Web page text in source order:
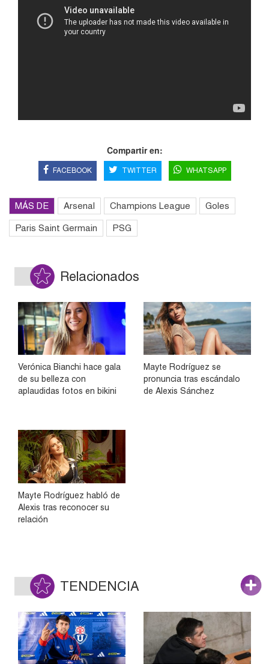
Compartir en:
FACEBOOK TWITTER WHATSAPP
MÁS DE Arsenal Champions League Goles
Paris Saint Germain PSG
Relacionados
Verónica Bianchi hace gala
de su belleza con
aplaudidas fotos en bikini
Mayte Rodríguez se
pronuncia tras escándalo
de Alexis Sánchez
Mayte Rodríguez habló de
Alexis tras reconocer su
relación
TENDENCIA